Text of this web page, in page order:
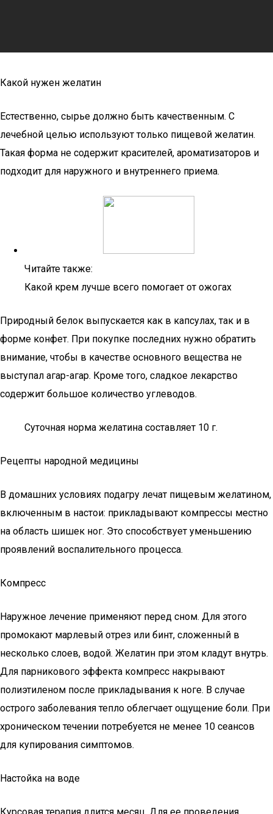
Какой нужен желатин
Естественно, сырье должно быть качественным. С
лечебной целью используют только пищевой желатин.
Такая форма не содержит красителей, ароматизаторов и
подходит для наружного и внутреннего приема.
Читайте также:
Какой крем лучше всего помогает от ожогах
Природный белок выпускается как в капсулах, так и в
форме конфет. При покупке последних нужно обратить
внимание, чтобы в качестве основного вещества не
выступал агар-агар. Кроме того, сладкое лекарство
содержит большое количество углеводов.
Суточная норма желатина составляет 10 г.
Рецепты народной медицины
В домашних условиях подагру лечат пищевым желатином,
включенным в настои: прикладывают компрессы местно
на область шишек ног. Это способствует уменьшению
проявлений воспалительного процесса.
Компресс
Наружное лечение применяют перед сном. Для этого
промокают марлевый отрез или бинт, сложенный в
несколько слоев, водой. Желатин при этом кладут внутрь.
Для парникового эффекта компресс накрывают
полиэтиленом после прикладывания к ноге. В случае
острого заболевания тепло облегчает ощущение боли. При
хроническом течении потребуется не менее 10 сеансов
для купирования симптомов.
Настойка на воде